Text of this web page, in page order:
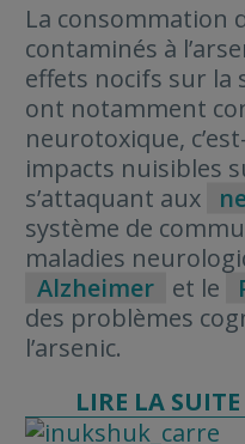
La consommation
contaminés à
effets nocifs sur la
ont notamment
neurotoxique,
impacts nuisibles
s’attaquant aux
système de
maladies
Alzheimer et le
des problèmes
l’arsenic.
LIRE LA SUITE